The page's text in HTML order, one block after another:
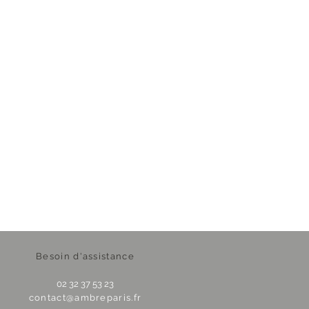
Besoin d'assistance
02 32 37 53 23
contact@ambreparis.fr